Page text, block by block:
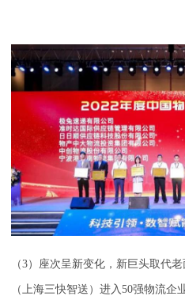
（3）座次呈新变化，新巨头取代
（上海三快智送）进入50强物流企